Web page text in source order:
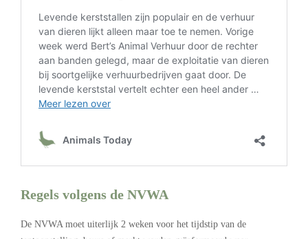
Regels volgens de NVWA
De NVWA moet uiterlijk 2 weken voor het tijdstip van de